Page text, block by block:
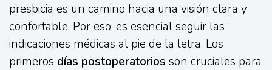
presbicia es un camino hacia una visión clara y
confortable. Por eso, es esencial seguir las
indicaciones médicas al pie de la letra. Los
primeros días postoperatorios son cruciales para